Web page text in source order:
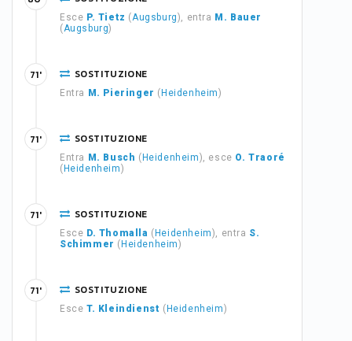
Esce P. Tietz (Augsburg), entra M. Bauer
(Augsburg)
SOSTITUZIONE
Entra M. Pieringer ( Heidenheim)
71'
SOSTITUZIONE
Entra M. Busch ( Heidenheim), esce O. Traoré
( Heidenheim)
71'
SOSTITUZIONE
Esce D. Thomalla ( Heidenheim), entra S.
Schimmer ( Heidenheim)
71'
SOSTITUZIONE
Esce T. Kleindienst ( Heidenheim)
71'